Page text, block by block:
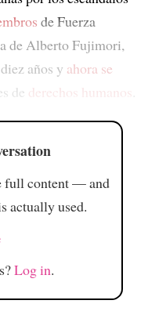
de Fuerza
de Alberto Fujimori,
años y ahora se
de derechos humanos
full content — and
actually used.
Log in.